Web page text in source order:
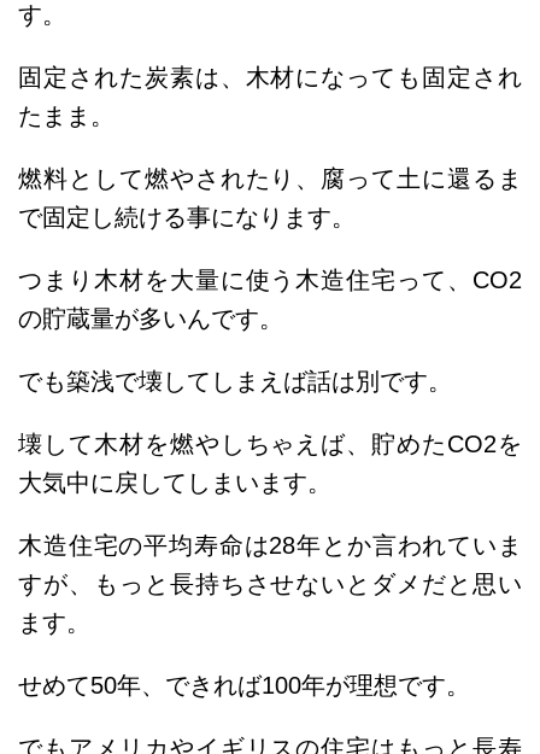
す。
固定された炭素は、木材になっても固定され
たまま。
燃料として燃やされたり、腐って土に還るま
で固定し続ける事になります。
つまり木材を大量に使う木造住宅って、CO2
の貯蔵量が多いんです。
でも築浅で壊してしまえば話は別です。
壊して木材を燃やしちゃえば、貯めたCO2を
大気中に戻してしまいます。
木造住宅の平均寿命は28年とか言われていま
すが、もっと長持ちさせないとダメだと思い
ます。
せめて50年、できれば100年が理想です。
でもアメリカやイギリスの住宅はもっと長寿